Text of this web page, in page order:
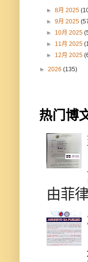
►8月 2025
►9月 2025
► 10月 2025
► 11月 2025
► 12月 2025
► 2026 (135)
热门博
由菲